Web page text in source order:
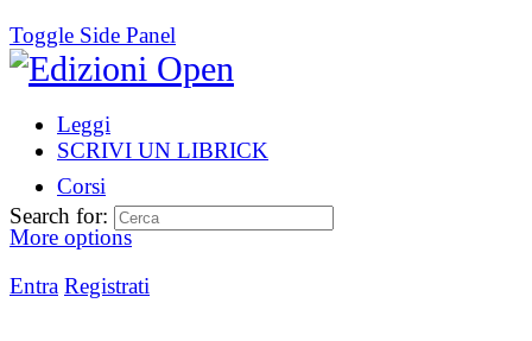
Toggle Side Panel
Leggi
SCRIVI UN LIBRICK
Corsi
More options
Entra Registrati
Search for: